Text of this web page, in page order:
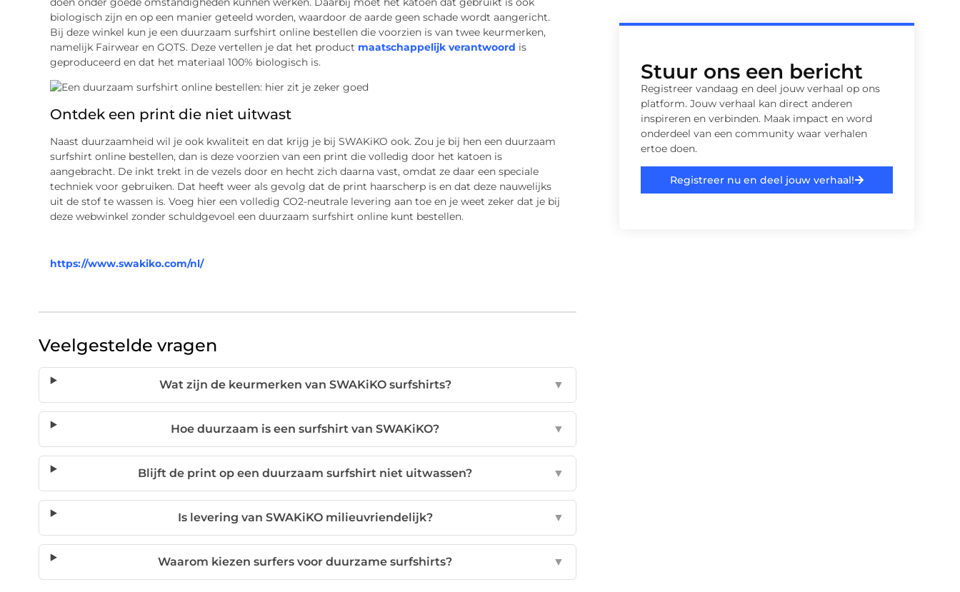
biologisch zijn en op een manier geteeld worden, waardoor de aarde geen schade wordt aangericht.
Bij deze winkel kun je een duurzaam surfshirt online bestellen die voorzien is van twee keurmerken,
namelijk Fairwear en GOTS. Deze vertellen je dat het product maatschappelijk verantwoord is
geproduceerd en dat het materiaal 100% biologisch is.
Ontdek een print die niet uitwast
Naast duurzaamheid wil je ook kwaliteit en dat krijg je bij SWAKiKO ook. Zou je bij hen een duurzaam
surfshirt online bestellen, dan is deze voorzien van een print die volledig door het katoen is
aangebracht. De inkt trekt in de vezels door en hecht zich daarna vast, omdat ze daar een speciale
techniek voor gebruiken. Dat heeft weer als gevolg dat de print haarscherp is en dat deze nauwelijks
uit de stof te wassen is. Voeg hier een volledig CO2-neutrale levering aan toe en je weet zeker dat je bij
deze webwinkel zonder schuldgevoel een duurzaam surfshirt online kunt bestellen.
https://www.swakiko.com/nl/
Veelgestelde vragen
Wat zijn de keurmerken van SWAKiKO surfshirts? ▼
Hoe duurzaam is een surfshirt van SWAKiKO? ▼
Blijft de print op een duurzaam surfshirt niet uitwassen? ▼
Is levering van SWAKiKO milieuvriendelijk? ▼
Waarom kiezen surfers voor duurzame surfshirts? ▼
Stuur ons een bericht
Registreer vandaag en deel jouw verhaal op ons
platform. Jouw verhaal kan direct anderen
inspireren en verbinden. Maak impact en word
onderdeel van een community waar verhalen
ertoe doen.
Registreer nu en deel jouw verhaal!